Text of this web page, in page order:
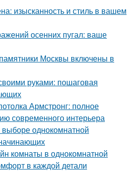
изысканность и стиль в вашем
осенних пугал: ваше
Москвы включены в
руками: пошаговая
Армстронг: полное
современного интерьера
однокомнатной
комнаты в однокомнатной
в каждой детали